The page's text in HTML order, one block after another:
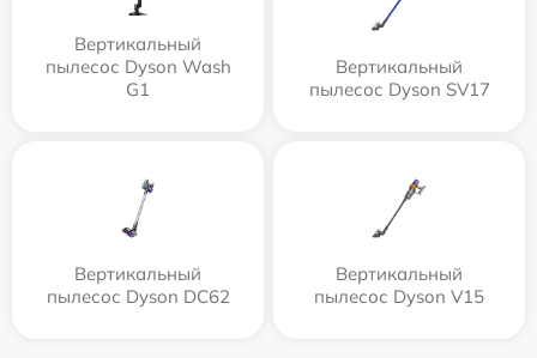
Вертикальный
пылесос Dyson Wash
G1
Вертикальный
пылесос Dyson SV17
Вертикальный
пылесос Dyson DC62
Вертикальный
пылесос Dyson V15